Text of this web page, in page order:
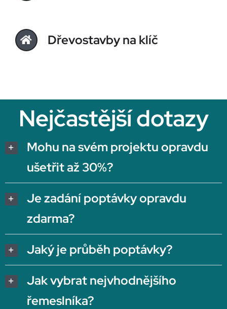
Dřevostavby na klíč
Nejčastější dotazy
Mohu na svém projektu opravdu
ušetřit až 30%?
Je zadání poptávky opravdu
zdarma?
Jaký je průběh poptávky?
Jak vybrat nejvhodnějšího
řemeslníka?